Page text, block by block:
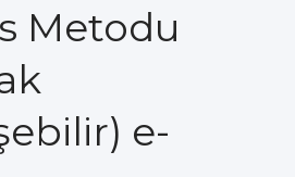
Metodu
e-